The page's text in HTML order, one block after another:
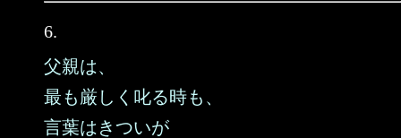
6.
父親は、
最も厳しく叱る時も、
言葉はきついが